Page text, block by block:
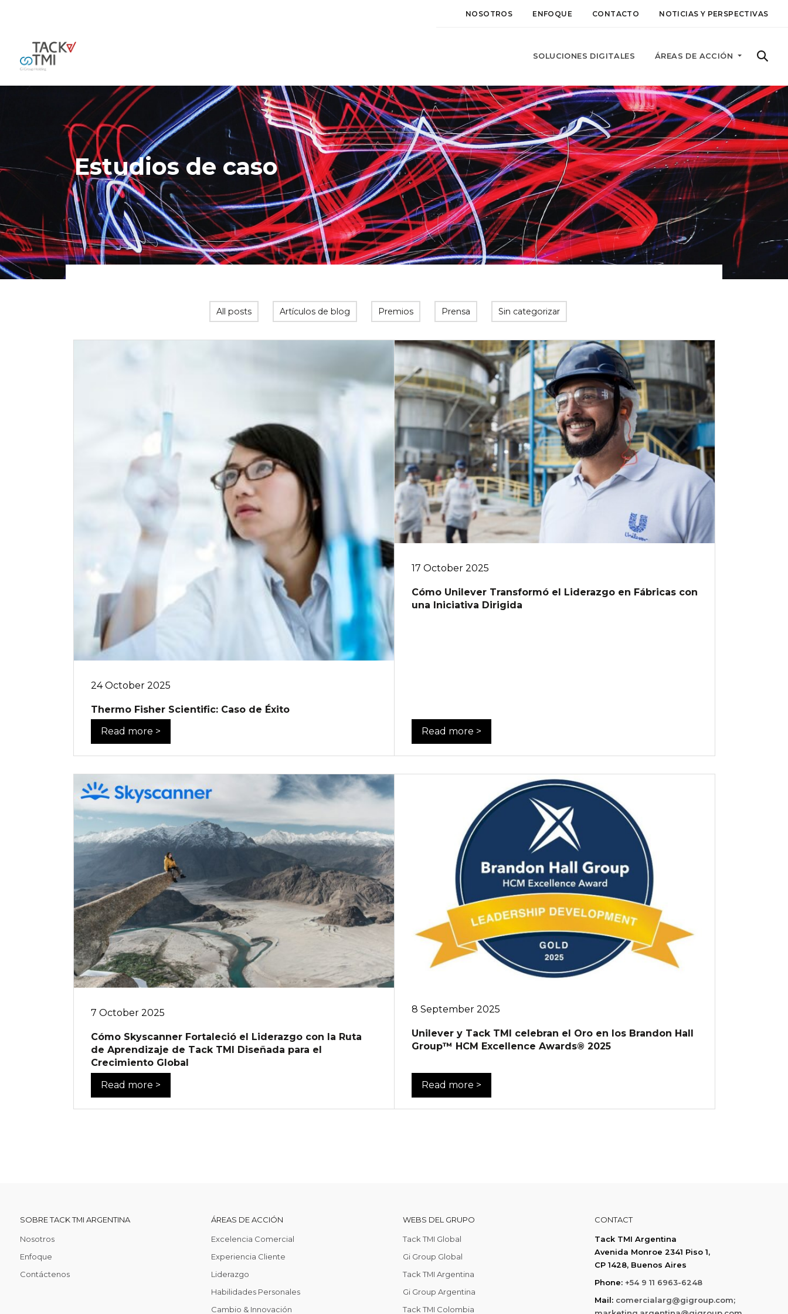
NOSOTROS ENFOQUE CONTACTO NOTICIAS Y PERSPECTIVAS
SOLUCIONES DIGITALES ÁREAS DE ACCIÓN
Estudios de caso
All posts Artículos de blog Premios Prensa Sin categorizar
24 October 2025
Thermo Fisher Scientific: Caso de Éxito
Read more >
17 October 2025
Cómo Unilever Transformó el Liderazgo en Fábricas con
una Iniciativa Dirigida
Read more >
7 October 2025
Cómo Skyscanner Fortaleció el Liderazgo con la Ruta
de Aprendizaje de Tack TMI Diseñada para el
Crecimiento Global
Read more >
8 September 2025
Unilever y Tack TMI celebran el Oro en los Brandon Hall
Group™ HCM Excellence Awards® 2025
Read more >
SOBRE TACK TMI ARGENTINA
Nosotros
Enfoque
Contáctenos
ÁREAS DE ACCIÓN
Excelencia Comercial
Experiencia Cliente
Liderazgo
Habilidades Personales
Cambio & Innovación
WEBS DEL GRUPO
Tack TMI Global
Gi Group Global
Tack TMI Argentina
Gi Group Argentina
Tack TMI Colombia
CONTACT
Tack TMI Argentina
Avenida Monroe 2341 Piso 1,
CP 1428, Buenos Aires
Phone: +54 9 11 6963-6248
Mail: comercialarg@gigroup.com;